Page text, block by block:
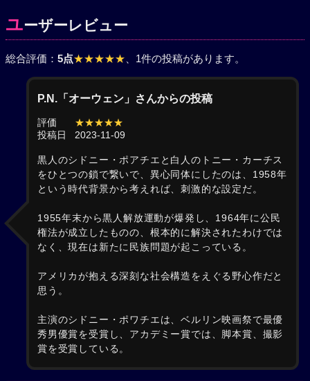
ユーザーレビュー
総合評価： 5点★★★★★ 、1件の投稿があります。
P.N.「オーウェン」さんからの投稿
評価
★★★★★
投稿日
2023-11-09
黒人のシドニー・ポアチエと白人のトニー・カーチス
をひとつの鎖で繋いで、異心同体にしたのは、1958年
という時代背景から考えれば、刺激的な設定だ。
1955年末から黒人解放運動が爆発し、1964年に公民
権法が成立したものの、根本的に解決されたわけでは
なく、現在は新たに民族問題が起こっている。
アメリカが抱える深刻な社会構造をえぐる野心作だと
思う。
主演のシドニー・ポワチエは、ベルリン映画祭で最優
秀男優賞を受賞し、アカデミー賞では、脚本賞、撮影
賞を受賞している。